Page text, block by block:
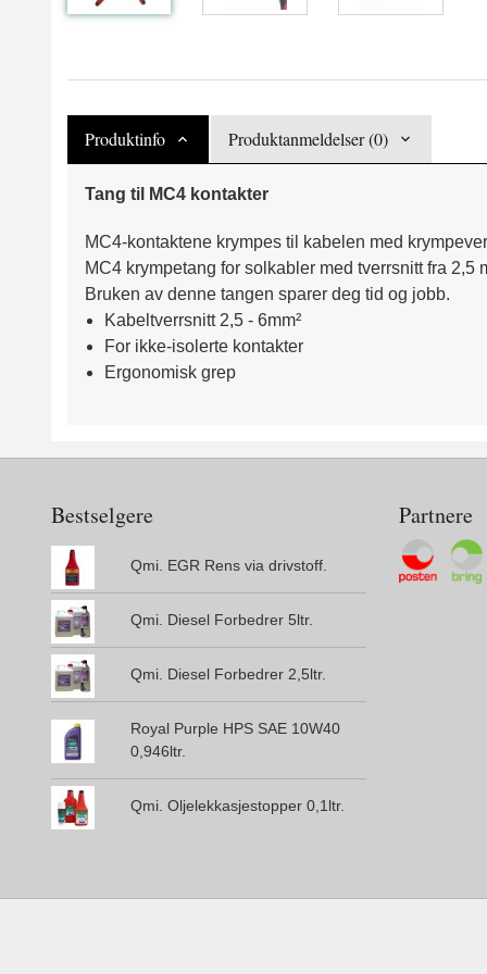
Produktinfo Produktanmeldelser (0)
Tang til MC4 kontakter
MC4-kontaktene krympes til kabelen med
MC4 krympetang for solkabler med tverrsnitt fra
Bruken av denne tangen sparer deg tid og jobb.
Kabeltverrsnitt 2,5 - 6mm²
For ikke-isolerte kontakter
Ergonomisk grep
Bestselgere
Qmi. EGR Rens via drivstoff.
Qmi. Diesel Forbedrer 5ltr.
Qmi. Diesel Forbedrer 2,5ltr.
Royal Purple HPS SAE 10W40
0,946ltr.
Qmi. Oljelekkasjestopper 0,1ltr.
Partnere